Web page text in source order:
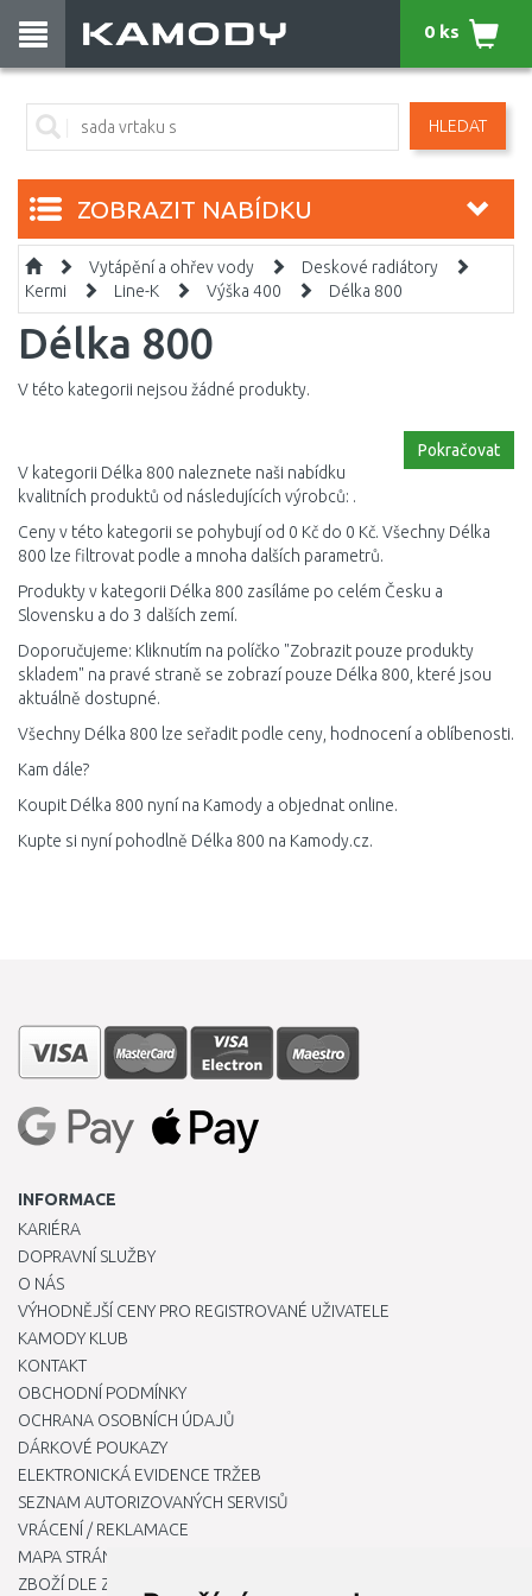
HLEDAT
0 ks
ZOBRAZIT NABÍDKU
Vytápění a ohřev vody
Deskové radiátory
Kermi
Line-K Výška 400 Délka 800
Délka 800
V této kategorii nejsou žádné produkty.
Pokračovat
V kategorii Délka 800 naleznete naši nabídku
kvalitních produktů od následujících výrobců: .
Ceny v této kategorii se pohybují od 0 Kč do 0 Kč. Všechny Délka
800 lze filtrovat podle a mnoha dalších parametrů.
Produkty v kategorii Délka 800 zasíláme po celém Česku a
Slovensku a do 3 dalších zemí.
Doporučujeme: Kliknutím na políčko "Zobrazit pouze produkty
skladem" na pravé straně se zobrazí pouze Délka 800, které jsou
aktuálně dostupné.
Všechny Délka 800 lze seřadit podle ceny, hodnocení a oblíbenosti.
Kam dále?
Koupit Délka 800 nyní na Kamody a objednat online.
Kupte si nyní pohodlně Délka 800 na Kamody.cz.
INFORMACE
KARIÉRA
DOPRAVNÍ SLUŽBY
O NÁS
VÝHODNĚJŠÍ CENY PRO REGISTROVANÉ UŽIVATELE
KAMODY KLUB
KONTAKT
OBCHODNÍ PODMÍNKY
OCHRANA OSOBNÍCH ÚDAJŮ
DÁRKOVÉ POUKAZY
ELEKTRONICKÁ EVIDENCE TRŽEB
SEZNAM AUTORIZOVANÝCH SERVISŮ
VRÁCENÍ / REKLAMACE
MAPA STRÁNKY
ZBOŽÍ DLE ZNAČEK